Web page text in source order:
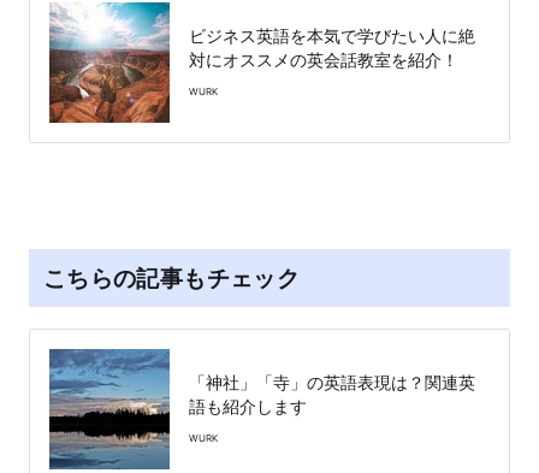
ビジネス英語を本気で学びたい人に絶
対にオススメの英会話教室を紹介！
WURK
こちらの記事もチェック
「神社」「寺」の英語表現は？関連英
語も紹介します
WURK